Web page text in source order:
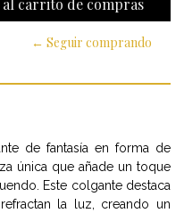
← Seguir comprando
de fantasía en forma de
única que añade un toque
Este colgante destaca
la luz, creando un